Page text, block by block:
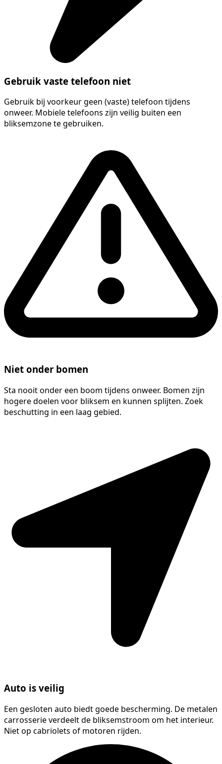
Gebruik vaste telefoon niet
Gebruik bij voorkeur geen (vaste) telefoon tijdens
onweer. Mobiele telefoons zijn veilig buiten een
bliksemzone te gebruiken.
Niet onder bomen
Sta nooit onder een boom tijdens onweer. Bomen zijn
hogere doelen voor bliksem en kunnen splijten. Zoek
beschutting in een laag gebied.
Auto is veilig
Een gesloten auto biedt goede bescherming. De metalen
carrosserie verdeelt de bliksemstroom om het interieur.
Niet op cabriolets of motoren rijden.